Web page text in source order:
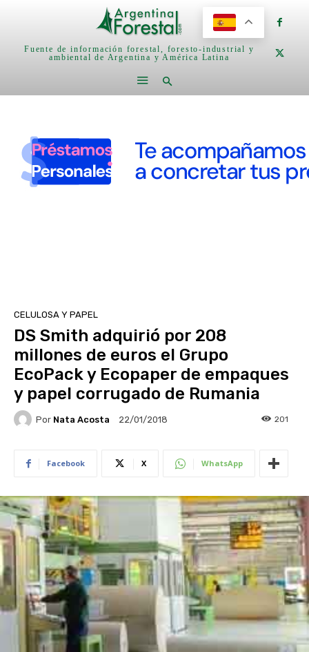
Fuente de información forestal, foresto-industrial y
ambiental de Argentina y América Latina
CELULOSA Y PAPEL
DS Smith adquirió por 208
millones de euros el Grupo
EcoPack y Ecopaper de empaques
y papel corrugado de Rumania
Por Nata Acosta 22/01/2018 201
Facebook X WhatsApp